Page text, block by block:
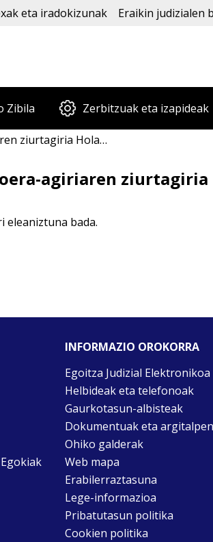
eta iradokizunak Eraikin judizialen
Zibila Zerbitzuak eta izapideak
da. Espainian baliozkoa al da?
agiriaren ziurtagiria
eleaniztuna bada.
INFORMAZIO OROKORRA
Egoitza Judizial Elektronikoa
Helbideak eta telefonoak
Gaurkotasun-albisteak
Dokumentuak eta
Ohiko galderak
Web mapa
Erabilerraztasuna
Lege-informazioa
Pribatutasun politika
Cookien politika